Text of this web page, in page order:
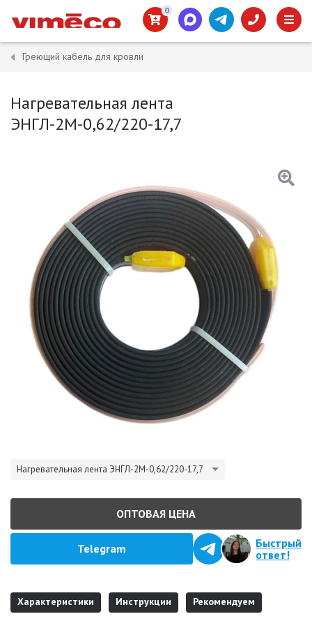
0
Греющий кабель для кровли
Нагревательная лента
ЭНГЛ-2М-0,62/220-17,7
Нагревательная лента ЭНГЛ-2М-0,62/220-17,7
ОПТОВАЯ ЦЕНА
Telegram
Быстрый
ответ!
Характеристики Инструкции Рекомендуем